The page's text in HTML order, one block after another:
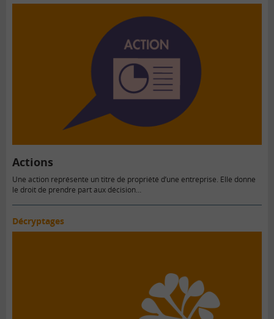
Actions
Une action représente un titre de propriété d’une entreprise. Elle donne
le droit de prendre part aux décision…
Décryptages